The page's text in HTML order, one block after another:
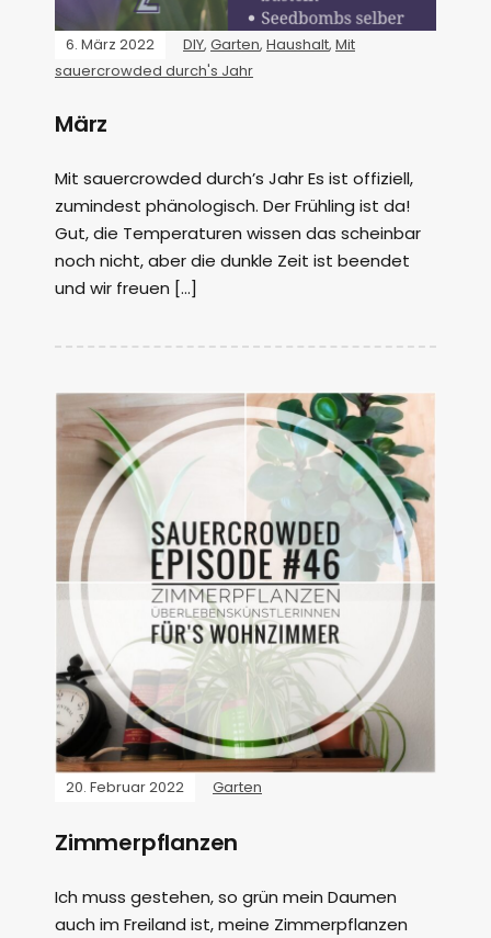
6. März 2022 DIY, Garten, Haushalt, Mit
sauercrowded durch's Jahr
März
Mit sauercrowded durch’s Jahr Es ist offiziell,
zumindest phänologisch. Der Frühling ist da!
Gut, die Temperaturen wissen das scheinbar
noch nicht, aber die dunkle Zeit ist beendet
und wir freuen […]
20. Februar 2022 Garten
Zimmerpflanzen
Ich muss gestehen, so grün mein Daumen
auch im Freiland ist, meine Zimmerpflanzen